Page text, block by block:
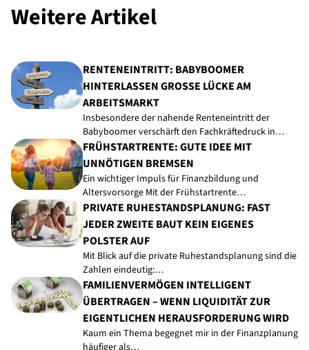
Weitere Artikel
RENTENEINTRITT: BABYBOOMER
HINTERLASSEN GROSSE LÜCKE AM A
RBEITSMARKT
Insbesondere der nahende Renteneintritt der
Babyboomer verschärft den Fachkräftedruck in…
FRÜHSTARTRENTE: GUTE IDEE MIT
UNNÖTIGEN BREMSEN
Ein wichtiger Impuls für Finanzbildung und
Altersvorsorge Mit der Frühstartrente…
PRIVATE RUHESTANDSPLANUNG: FAST
JEDER ZWEITE BAUT KEIN EIGENES
POLSTER AUF
Mit Blick auf die private Ruhestandsplanung sind die
Zahlen eindeutig:…
FAMILIENVERMÖGEN INTELLIGENT
ÜBERTRAGEN – WENN LIQUIDITÄT ZUR
EIGENTLICHEN HERAUSFORDERUNG WIRD
Kaum ein Thema begegnet mir in der Finanzplanung
häufiger als…